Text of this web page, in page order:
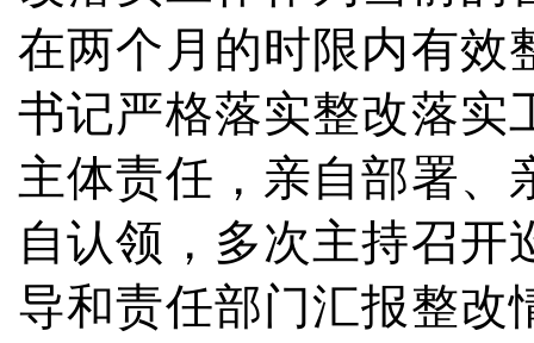
在两个月的时限内有效
书记严格落实整改落实
主体责任，亲自部署、
自认领，多次主持召开
导和责任部门汇报整改